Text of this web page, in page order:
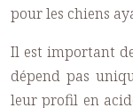
pour les chiens
Il est important
dépend pas
leur profil en